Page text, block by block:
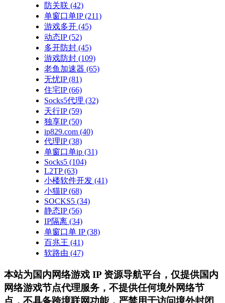
防关联 (42)
单窗口单IP(211)
游戏多开 (45)
动态IP(52)
多开防封 (45)
游戏防封 (109)
老鱼加速器 (65)
无忧IP(81)
住宅IP(66)
Socks5代理 (32)
天行IP(59)
独享IP(50)
ip829.com (40)
代理IP(38)
单窗口单ip (31)
Socks5 (104)
L2TP(63)
小楼软件开发 (41)
小猫IP(68)
SOCKS5 (34)
静态IP(56)
IP隔离 (34)
单窗口单 IP(38)
百兆王 (41)
软路由 (47)
本站为国内网络游戏 IP 资源导航平台，仅提供国内
网络游戏节点代理服务，不提供任何境外网络节
点，不具备跨境联网功能，严禁用于访问境外封闭